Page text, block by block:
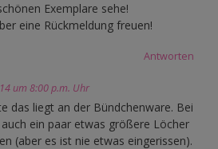
Exemplare sehe!
eine Rückmeldung freuen!
Antworten
um 8:00 p.m. Uhr
das liegt an der Bündchenware. Bei
ein paar etwas größere Löcher
(aber es ist nie etwas eingerissen).